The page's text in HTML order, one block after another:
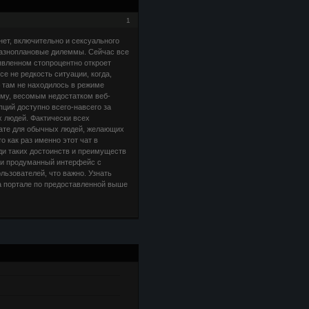
1
включительно и сексуального
дилеммы. Сейчас все
стопроцентно откроет
не редкость ситуации, когда,
там не находилось в режиме
весомым недостатком веб-
доступно всего-навсего за
Фактически всех
для обычных людей, желающих
как раз именно этот чат в
таких достоинств и преимуществ
продуманный интерфейс с
что важно. Узнать
по предоставленной выше